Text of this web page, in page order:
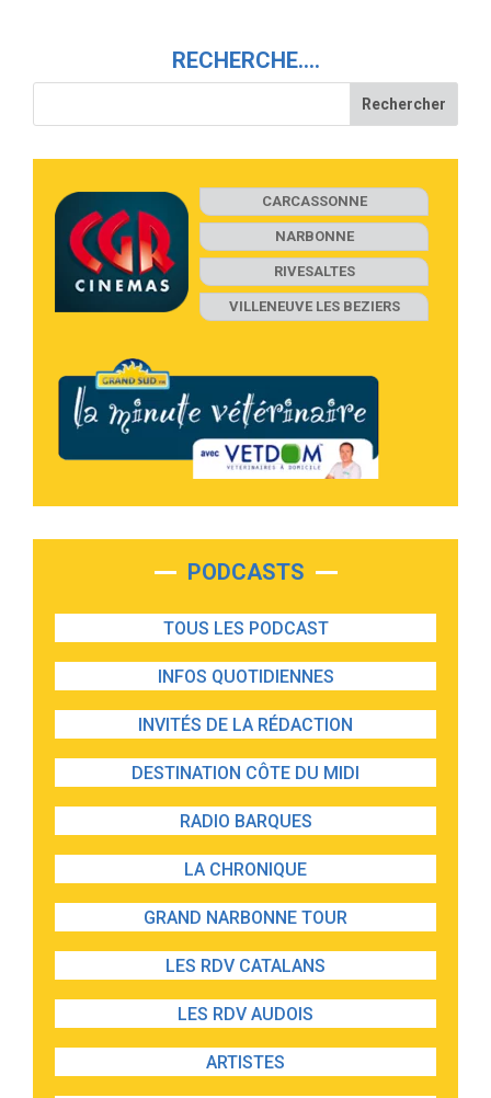
RECHERCHE….
CARCASSONNE
NARBONNE
RIVESALTES
VILLENEUVE LES BEZIERS
PODCASTS
TOUS LES PODCAST
INFOS QUOTIDIENNES
INVITÉS DE LA RÉDACTION
DESTINATION CÔTE DU MIDI
RADIO BARQUES
LA CHRONIQUE
GRAND NARBONNE TOUR
LES RDV CATALANS
LES RDV AUDOIS
ARTISTES